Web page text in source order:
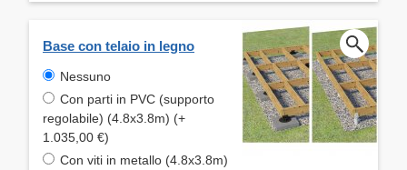
Base con telaio in legno
Nessuno
Con parti in PVC (supporto
regolabile) (4.8x3.8m) (+
1.035,00 €)
Con viti in metallo (4.8x3.8m)